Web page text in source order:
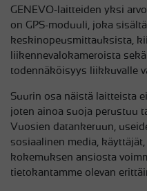
GENEVO-laitteiden yksi
on GPS-moduuli, joka
keskinopeusmittauksista,
liikennevalokameroista
todennäköisyys liikkuvalle
Suurin osa näistä laitteista
joten ainoa suoja perustuu
Vuosien datankeruun,
sosiaalinen media,
kokemuksen ansiosta
tietokantamme olevan